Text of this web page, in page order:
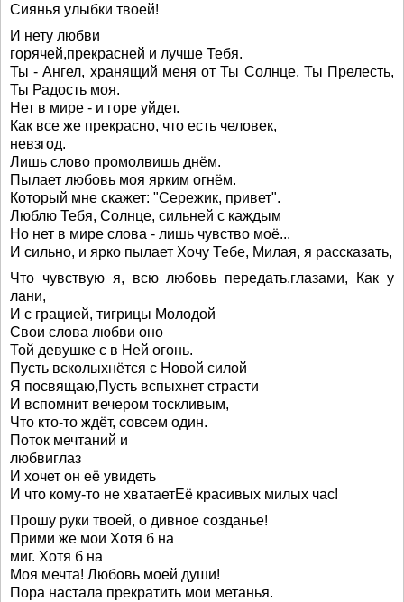
Сиянья улыбки твоей!
И нету любви
горячей,прекрасней и лучше Тебя.
Ты - Ангел, хранящий меня от Ты Солнце, Ты Прелесть,
Ты Радость моя.
Нет в мире - и горе уйдет.
Как все же прекрасно, что есть человек,
невзгод.
Лишь слово промолвишь днём.
Пылает любовь моя ярким огнём.
Который мне скажет: "Сережик, привет".
Люблю Тебя, Солнце, сильней с каждым
Но нет в мире слова - лишь чувство моё...
И сильно, и ярко пылает Хочу Тебе, Милая, я рассказать,
Что чувствую я, всю любовь передать.глазами, Как у
лани,
И с грацией, тигрицы Молодой
Свои слова любви оно
Той девушке с в Ней огонь.
Пусть всколыхнётся с Новой силой
Я посвящаю,Пусть вспыхнет страсти
И вспомнит вечером тоскливым,
Что кто-то ждёт, совсем один.
Поток мечтаний и
любвиглаз
И хочет он её увидеть
И что кому-то не хватаетЕё красивых милых час!
Прошу руки твоей, о дивное созданье!
Прими же мои Хотя б на
миг. Хотя б на
Моя мечта! Любовь моей души!
Пора настала прекратить мои метанья.